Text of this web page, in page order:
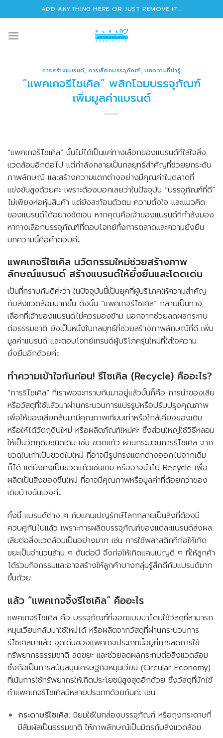
to
content
ADD ANYTHING HERE OR JUST REMOVE IT...
การสร้างแบรนด์,การเลือกบรรจุภัณฑ์,บทความที่น่ารู้
“แพคเกจรีไซเคิล” พลิกโฉมบรรจุภัณฑ์
เพิ่มมูลค่าแบรนด์
“แพคเกจรีไซเคิล” นั้นไม่ได้เป็นแค่ทางเลือกของแบรนด์ที่ใส่ใจสิ่ง
แวดล้อมอีกต่อไป แต่กำลังกลายเป็นกลยุทธ์สำคัญที่ช่วยยกระดับ
ภาพลักษณ์ และสร้างความแตกต่างอย่างมีคุณค่าในตลาดที่
แข่งขันสูงด้วยค่ะ เพราะต้องบอกเลยว่าในปัจจุบัน “บรรจุภัณฑ์ที่ดี”
ไม่เพียงห่อหุ้มสินค้า แต่ยังสะท้อนตัวตน ความตั้งใจ และแนวคิด
ของแบรนด์ได้อย่างชัดเจน หากคุณคือเจ้าของแบรนด์ที่กำลังมอง
หาทางเลือกบรรจุภัณฑ์ที่ตอบโจทย์ทั้งการตลาดและความยั่งยืน
บทความนี้คือคำตอบค่ะ
แพคเกจรีไซเคิล นวัตกรรมใหม่ช่วยสร้างภาพ
ลักษณ์แบรนด์ สร้างแบรนด์ให้ยั่งยืนและโดดเด่น
เป็นที่ทราบกันดีค่ะว่า ในปัจจุบันนี้เป็นยุคที่ผู้บริโภคให้ความสำคัญ
กับสิ่งแวดล้อมมากขึ้น ดังนั้น “แพคเกจรีไซเคิล” กลายเป็นทาง
เลือกที่เจ้าของแบรนด์ไม่ควรมองข้าม นอกจากช่วยลดผลกระทบ
ต่อธรรมชาติ ยังเป็นหนึ่งในกลยุทธ์ที่ช่วยสร้างภาพลักษณ์ที่ดี เพิ่ม
มูลค่าแบรนด์ และตอบโจทย์เทรนด์ผู้บริโภครุ่นใหม่ที่ใส่ใจความ
ยั่งยืนอีกด้วยค่ะ
ทำความเข้าใจกันก่อน! รีไซเคิล (Recycle) คืออะไร?
“การรีไซเคิล” ที่เราพอจะทราบกันมาอยู่แล้วนั้นก็คือ การนำของเสีย
หรือวัสดุที่ใช้แล้วมาผ่านกระบวนการแปรรูปหรือปรับปรุงคุณภาพ
เพื่อให้ของเสียกลับมามีคุณภาพเทียบเท่าหรือใกล้เคียงของเดิม
หรือให้ได้วัตถุดิบใหม่ หรือผลิตภัณฑ์ใหม่ค่ะ ซึ่งส่วนใหญ่ใช้วิธีหลอม
ให้เป็นวัตถุดิบชนิดเดิม เช่น ขวดแก้ว ผ่านกระบวนการรีไซเคิล จาก
ขวดใบเก่าเป็นขวดใบใหม่ ที่อาจมีรูปทรงแตกต่างออกไปจากเดิม
ก็ได้ แต่ยังคงเป็นขวดแก้วเช่นเดิม หรืออาจนำไป Recycle เพื่อ
ผลิตเป็นสิ่งของชิ้นใหม่ ที่อาจมีคุณภาพหรือมูลค่าที่ด้อยกว่าของ
เดิมบ้างนั่นเองค่ะ
ทั้งนี้ แบรนด์ต่าง ๆ กับแคมเปญรักษ์โลกกลายเป็นสิ่งที่ต้องมี
ควบคู่กันไปแล้ว เพราะการผลิตบรรจุภัณฑ์ของแต่ละแบรนด์ส่งผล
เสียต่อสิ่งแวดล้อมเป็นอย่างมาก เช่น การใช้พลาสติกที่ก่อให้เกิด
ขยะเป็นจำนวนล้าน ๆ ตันต่อปี จึงก่อให้เกิดแคมเปญดี ๆ ที่ให้ลูกค้า
ได้ร่วมกิจกรรมและอาจสร้างให้ลูกค้าบางกลุ่มรู้สึกดีกับแบรนด์มาก
ขึ้นด้วย
แล้ว “แพคเกจจิ้งรีไซเคิล” คืออะไร
แพคเกจรีไซเคิล คือ บรรจุภัณฑ์ที่ออกแบบมาโดยใช้วัสดุที่สามารถ
หมุนเวียนกลับมาใช้ใหม่ได้ หรือผลิตจากวัสดุที่ผ่านกระบวนการ
รีไซเคิลมาแล้ว จุดเด่นของแพคเกจประเภทนี้อยู่ที่การลดการใช้
ทรัพยากรธรรมชาติ ลดขยะ และช่วยลดผลกระทบต่อสิ่งแวดล้อม
ซึ่งถือเป็นการสนับสนุนเศรษฐกิจหมุนเวียน (Circular Economy)
ที่เน้นการใช้ทรัพยากรให้เกิดประโยชน์สูงสุดอีกด้วย ซึ่งวัสดุที่มักใช้
ทำแพคเกจรีไซเคิลมีหลายประเภทด้วยกันค่ะ เช่น…
กระดาษรีไซเคิล:นิยมใช้ในกล่องบรรจุภัณฑ์ หรือถุงกระดาษที่
มีสัมผัสเป็นธรรมชาติ ให้ภาพลักษณ์เป็นมิตรกับสิ่งแวดล้อม